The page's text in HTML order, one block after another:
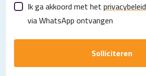
Ik ga akkoord met het privacybeleid
via WhatsApp ontvangen
Solliciteren